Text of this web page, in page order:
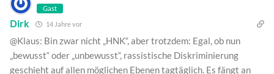
Gast
Dirk 14 Jahre vor
@Klaus: Bin zwar nicht „HNK“, aber trotzdem: Egal, ob nun
„bewusst“ oder „unbewusst“, rassistische Diskriminierung
geschieht auf allen möglichen Ebenen tagtäglich. Es fängt an